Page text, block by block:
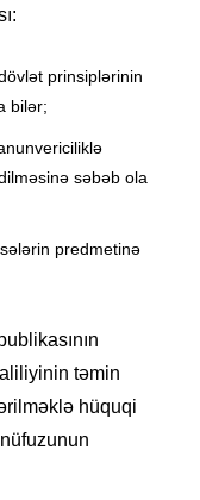
prinsiplərinin
bilər;
səbəb ola
predmetinə
təmin
hüquqi